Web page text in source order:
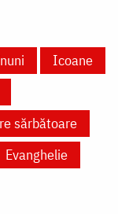
Icoane
sărbătoare
Evanghelie